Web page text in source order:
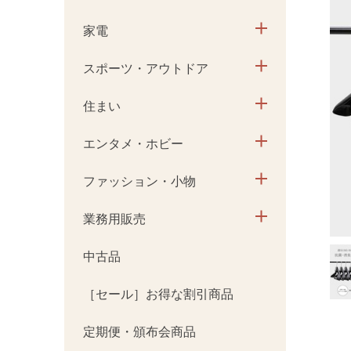
家電
スポーツ・アウトドア
住まい
エンタメ・ホビー
ファッション・小物
業務用販売
中古品
［セール］お得な割引商品
定期便・頒布会商品